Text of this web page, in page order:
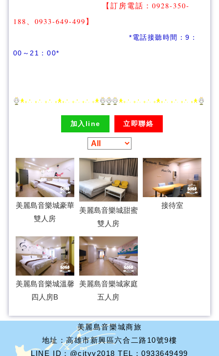
【訂房電話：0928-350-
188、0933-649-499 】
*電話接聽時間：9：
00～21：00*
加入line 立即聯絡
美麗島音樂城豪華
雙人房
美麗島音樂城甜蜜
雙人房
接待室
美麗島音樂城溫馨
四人房B
美麗島音樂城家庭
五人房
美麗島音樂城商旅
地址：高雄市新興區六合二路10號9樓
LINE ID：@cityy2018 TEL：0933649499